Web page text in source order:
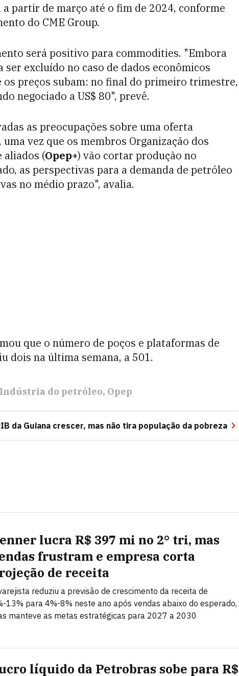
partir de março até o fim de 2024, conforme
do CME Group.
será positivo para commodities. "Embora
excluído no caso de dados econômicos
os preços subam: no final do primeiro trimestre,
negociado a US$ 80", prevê.
as preocupações sobre uma oferta
vez que os membros Organização dos
aliados (Opep+) vão cortar produção no
as perspectivas para a demanda de petróleo
no médio prazo", avalia.
que o número de poços e plataformas de
dois na última semana, a 501.
Indústria do petróleo Opep
da Guiana crescer, mas não tira população da pobreza
lucra R$ 397 mi no 2° tri, mas
frustram e empresa corta
de receita
reduziu a previsão de crescimento da receita de
13% para 4%-8% neste ano após vendas abaixo do esperado,
manteve as metas estratégicas para 2027 a 2030
líquido da Petrobras sobe para R$